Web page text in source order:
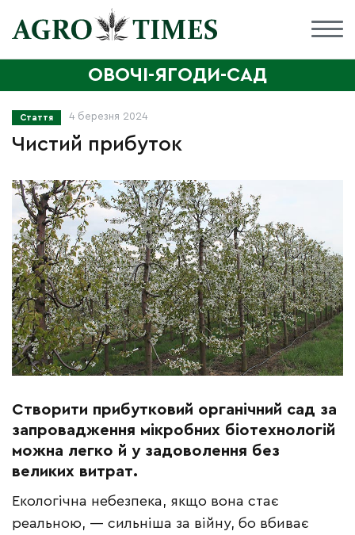
ОВОЧІ-ЯГОДИ-САД
Стаття 4 березня 2024
Чистий прибуток
Створити прибутковий органічний сад за
запровадження мікробних біотехнологій
можна легко й у задоволення без
великих витрат.
Екологічна небезпека, якщо вона стає
реальною, — сильніша за війну, бо вбиває